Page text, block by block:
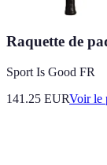
Raquette de
Sport Is Good FR
141.25 EURVoir le